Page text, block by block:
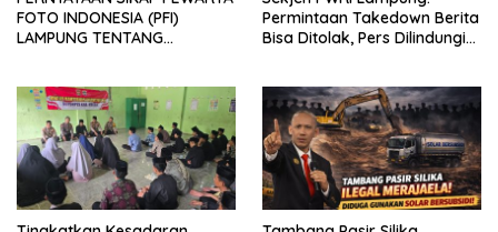
FOTO INDONESIA (PFI)
LAMPUNG TENTANG
TERHADAP JURNALIS DI
PENGADILAN NEGERI
TANJUNG KARANG.
Permintaan Takedown Berita
Bisa Ditolak, Pers Dilindungi